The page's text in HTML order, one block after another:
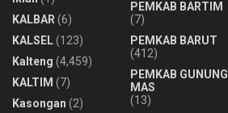
KALBAR (6)
KALSEL(123)
Kalteng (4,459)
KALTIM (7)
Kasongan (2)
PEMKAB BARTIM
(7)
PEMKAB BARUT
(412)
PEMKAB GUNUNG
MAS
(13)